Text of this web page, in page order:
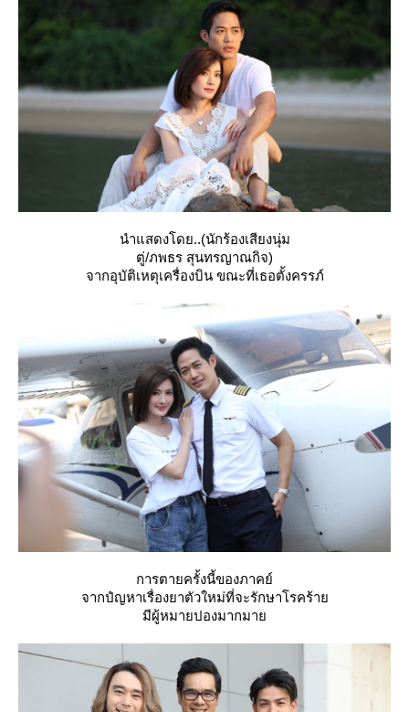
นำแสดงโดย..(นักร้องเสียงนุ่ม
ตู่/ภพธร สุนทรญาณกิจ)
จากอุบัติเหตุเครื่องบิน ขณะที่เธอตั้งครรภ์
การตายครั้งนี้ของภาคย์
จากปํญหาเรื่องยาตัวใหม่ที่จะรักษาโรคร้า
มีผู้หมายปองมากมา